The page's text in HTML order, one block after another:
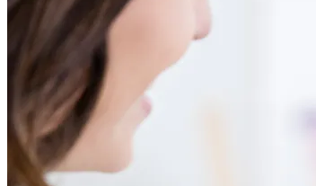
de
Informação
sobre
Vacinação
Página
principal